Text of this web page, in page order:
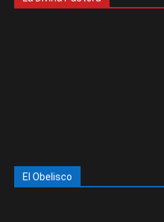
El Obelisco